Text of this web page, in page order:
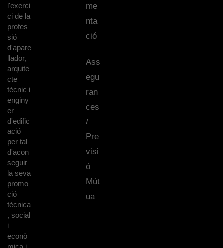
l'exerci
ci de la
profes
sió
d'apare
llador,
arquite
cte
tècnic i
enginy
er
d'edific
ació
per tal
d'acon
seguir
la seva
promo
ció
tècnica
, social
i
econò
mica i
me
nta
ció
Ass
egu
ran
ces
/
Pre
visi
ó
Mút
ua